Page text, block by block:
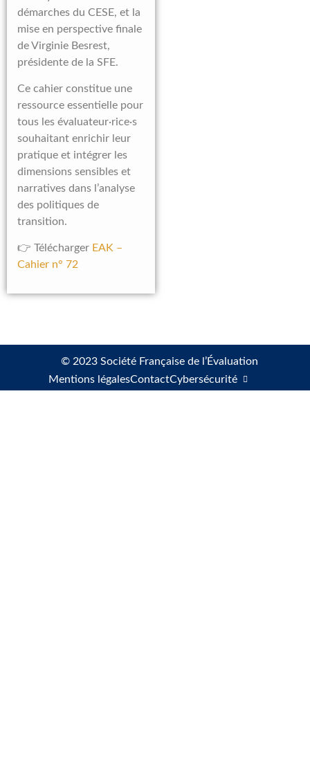
démarches du CESE, et la
mise en perspective finale
de Virginie Besrest,
présidente de la SFE.
Ce cahier constitue une
ressource essentielle pour
tous les évaluateur·rice·s
souhaitant enrichir leur
pratique et intégrer les
dimensions sensibles et
narratives dans l’analyse
des politiques de
transition.
👉 Télécharger EAK –
Cahier n° 72
© 2023 Société Française de l’Évaluation
Mentions légalesContactCybersécurité